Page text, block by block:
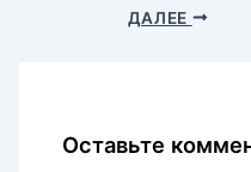
ДАЛЕЕ
Оставьте